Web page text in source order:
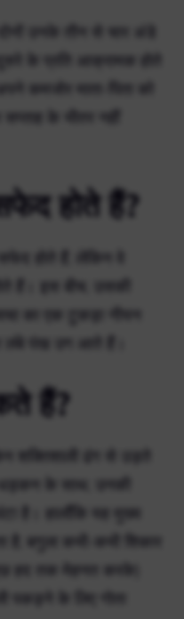
उनके तीन से चार अंडे
के प्रति आक्रामक होते
कमजोर माता-पिता को
के भीतर नहीं
होते हैं?
होते हैं, लेकिन वे
हैं?
शक्तिशाली ढंग से उड़ते
के साथ, उनकी
है। हालाँकि यह मुख्य
बगुला कभी-कभी शिकार
हद तक मेहनत करके)
पकड़ने के लिए गोता